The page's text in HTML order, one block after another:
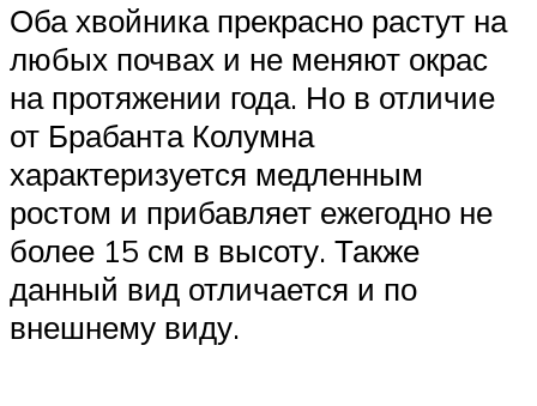
Оба хвойника прекрасно растут на
любых почвах и не меняют окрас
на протяжении года. Но в отличие
от Брабанта Колумна
характеризуется медленным
ростом и прибавляет ежегодно не
более 15 см в высоту. Также
данный вид отличается и по
внешнему виду.